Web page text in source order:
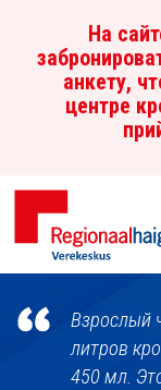
На
анкету,
центре
Центр
крови
Взрослый
литров
450 мл.